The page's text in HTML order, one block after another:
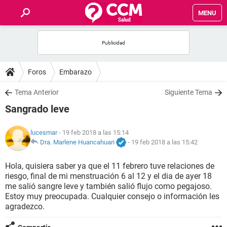
MENU
FOROS
SALUD
FAMILIA
NUTRICIÓN
BIENESTAR
SEXUALIDAD
GLOSARIO
Foros Embarazo
Tema Anterior Siguiente Tema
Sangrado leve
lucesmar- 19 feb 2018 a las 15:14
Dra. Marlene Huancahuari
- 19 feb 2018 a las 15:42
Hola, quisiera saber ya que el 11 febrero tuve relaciones de
riesgo, final de mi menstruación 6 al 12 y el dia de ayer 18
me salió sangre leve y también salió flujo como pegajoso.
Estoy muy preocupada. Cualquier consejo o información les
agradezco.